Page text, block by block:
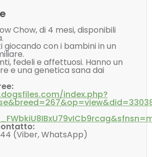
Chow, di 4 mesi, disponibili
giocando con i bambini in un
fedeli e affettuosi. Hanno un
e una genetica sana dai
index.php?
(Viber, WhatsApp)